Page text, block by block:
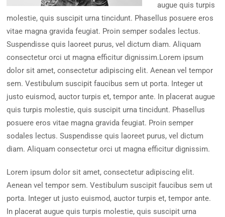
augue quis turpis
molestie, quis suscipit urna tincidunt. Phasellus posuere eros
vitae magna gravida feugiat. Proin semper sodales lectus.
Suspendisse quis laoreet purus, vel dictum diam. Aliquam
consectetur orci ut magna efficitur dignissim.Lorem ipsum
dolor sit amet, consectetur adipiscing elit. Aenean vel tempor
sem. Vestibulum suscipit faucibus sem ut porta. Integer ut
justo euismod, auctor turpis et, tempor ante. In placerat augue
quis turpis molestie, quis suscipit urna tincidunt. Phasellus
posuere eros vitae magna gravida feugiat. Proin semper
sodales lectus. Suspendisse quis laoreet purus, vel dictum
diam. Aliquam consectetur orci ut magna efficitur dignissim.
Lorem ipsum dolor sit amet, consectetur adipiscing elit.
Aenean vel tempor sem. Vestibulum suscipit faucibus sem ut
porta. Integer ut justo euismod, auctor turpis et, tempor ante.
In placerat augue quis turpis molestie, quis suscipit urna